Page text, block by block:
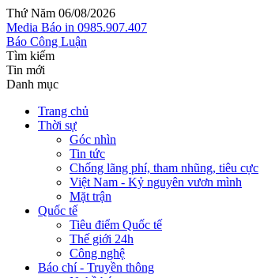
Thứ Năm 06/08/2026
Media Báo in 0985.907.407
Báo Công Luận
Tìm kiếm
Tin mới
Danh mục
Trang chủ
Thời sự
Góc nhìn
Tin tức
Chống lãng phí, tham nhũng, tiêu cực
Việt Nam - Kỷ nguyên vươn mình
Mặt trận
Quốc tế
Tiêu điểm Quốc tế
Thế giới 24h
Công nghệ
Báo chí - Truyền thông